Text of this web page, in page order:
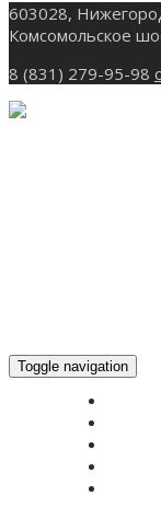
603028,
Комсомольское
8 (831) 279-95-98
Toggle navigation